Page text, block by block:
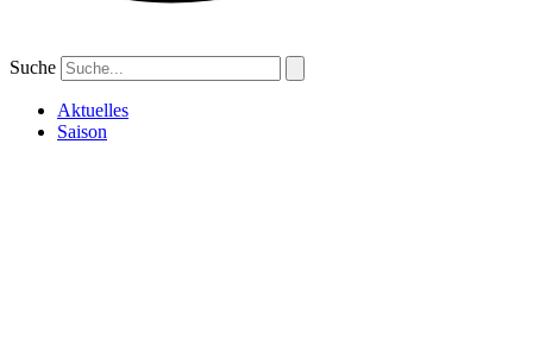
Suche
Aktuelles
Saison